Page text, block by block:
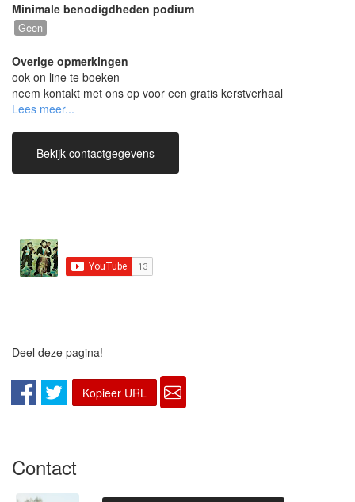
Minimale benodigdheden podium
Geen
Overige opmerkingen
ook on line te boeken
neem kontakt met ons op voor een gratis kerstverhaal
luisterboek!
Bekijk contactgegevens
Deel deze pagina!
Kopieer URL
Contact